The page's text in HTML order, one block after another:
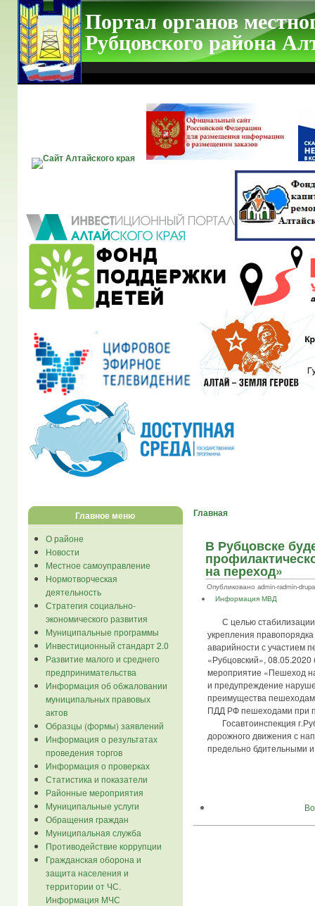
Портал органов
Рубцовского района
Главное меню
О районе
Новости
Местное самоуправление
Нормотворческая
деятельность
Стратегия социально-
экономического развития
Муниципальные программы
Инвестиционный стандарт 2.0
Развитие малого и среднего
предпринимательства
Информация об обжаловании
муниципальных правовых
актов
Образцы (формы) заявлений
Информация о результатах
проведения торгов
Информация о проверках
Статистика и показатели
Районные мероприятия
Муниципальные услуги
Обращения граждан
Муниципальная служба
Противодействие коррупции
Гражданская оборона и
защита населения и
территории от ЧС.
Информация МЧС
Главная
В Рубцовске
на переход»
Опубликовано admin-radmin-
Информация МВД
С целью стабилизации
укрепления
аварийности с участием
«Рубцовский»,
мероприятие «Пешеход
и предупреждение
преимущества
ПДД РФ пешеходами при
Госавтоинспекция
дорожного движения с
предельно бдительными